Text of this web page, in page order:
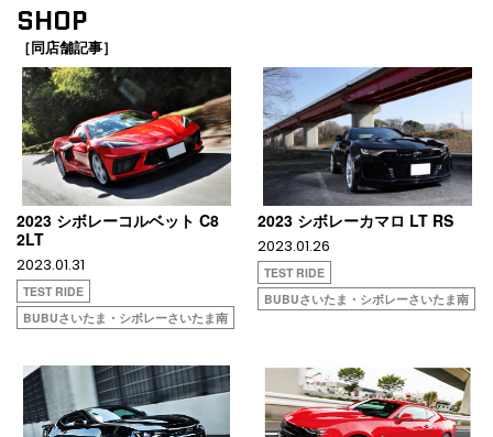
SHOP
［同店舗記事］
2023 シボレーコルベット C8
2LT
2023.01.31
TEST RIDE
BUBUさいたま・シボレーさいたま南
2023 シボレーカマロ LT RS
2023.01.26
TEST RIDE
BUBUさいたま・シボレーさいたま南